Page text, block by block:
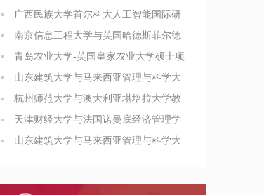
院医疗健康领导力与管理硕士
广西民族大学首尔科大人工智能国际研
究生院合办硕士招生简章
南京信息工程大学与英国哈德斯菲尔德
大学合办博士项目简介
青岛农业大学-英国皇家农业大学硕士项
目招生简章
山东建筑大学与马来西亚管理与科学大
学管理科学硕士招生简章
杭州师范大学与澳大利亚堪培拉大学教
育领导与管理硕士简章
天津财经大学与法国诺曼底经济管理学
院工商管理硕士招生简章
山东建筑大学与马来西亚管理与科学大